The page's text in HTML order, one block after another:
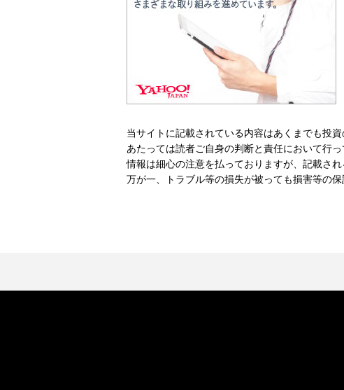
当サイトに記載されている内容はあくまでも投
あたっては読者ご自身の判断と責任において行
情報は細心の注意を払っておりますが、記載さ
万が一、トラブル等の損失が被っても損害等の